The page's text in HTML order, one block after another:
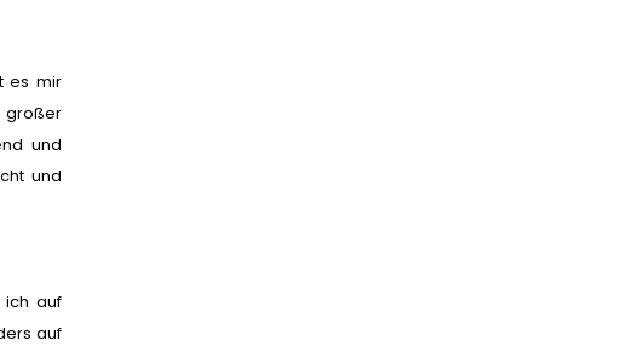
es mir
großer
und
und
ich auf
auf